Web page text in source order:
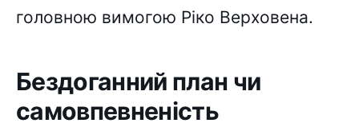
головною вимогою Ріко Верховена.
Бездоганний план чи
самовпевненість